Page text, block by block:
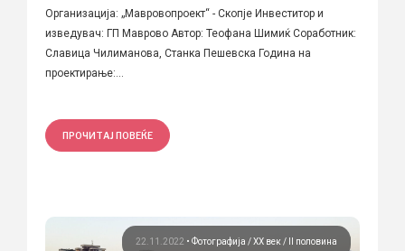
Организација: „Мавровопроект“ - Скопје Инвеститор и
изведувач: ГП Маврово Автор: Теофана Шимиќ Соработник:
Славица Чилиманова, Станка Пешевска Година на
проектирање:...
ПРОЧИТАЈ ПОВЕЌЕ
22.11.2022 • Фотографија ХХ век / II половина